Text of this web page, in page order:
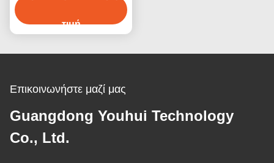
τιμή
Επικοινωνήστε μαζί μας
Guangdong Youhui Technology
Co., Ltd.